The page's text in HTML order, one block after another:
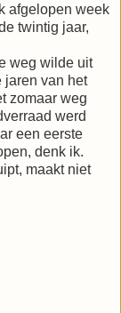
afgelopen week
twintig jaar,
weg wilde uit
jaren van het
zomaar weg
werd
een eerste
denk ik.
maakt niet